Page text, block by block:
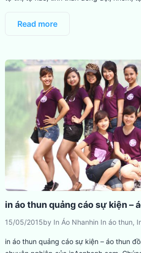
Read more
in áo thun quảng cáo sự kiện –
15/05/2015by In Áo Nhanhin In áo thun,
in áo thun quảng cáo sự kiện – áo thun